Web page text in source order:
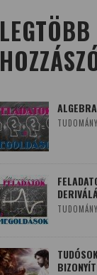
LEGTÖBB